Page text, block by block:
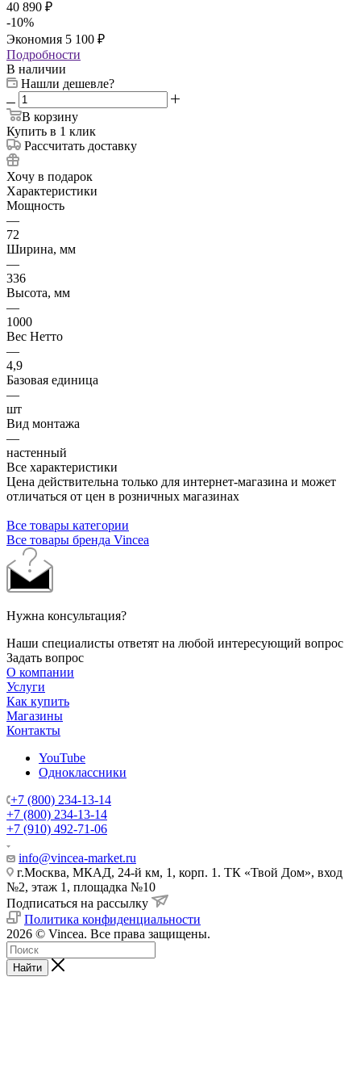
40 890 ₽
-10%
Экономия 5 100 ₽
Подробности
В наличии
Нашли дешевле?
В корзину
Купить в 1 клик
Рассчитать доставку
Хочу в подарок
Характеристики
Мощность
—
72
Ширина, мм
—
336
Высота, мм
—
1000
Вес Нетто
—
4,9
Базовая единица
—
шт
Вид монтажа
—
настенный
Все характеристики
Цена действительна только для интернет-магазина и может
отличаться от цен в розничных магазинах
Все товары категории
Все товары бренда Vincea
Нужна консультация?
Наши специалисты ответят на любой интересующий вопрос
Задать вопрос
О компании
Услуги
Как купить
Магазины
Контакты
YouTube
Одноклассники
+7 (800) 234-13-14
+7 (800) 234-13-14
+7 (910) 492-71-06
info@vincea-market.ru
г.Москва, МКАД, 24-й км, 1, корп. 1. ТК «Твой Дом», вход
№2, этаж 1, площадка №10
Подписаться на рассылку
Политика конфиденциальности
2026 © Vincea. Все права защищены.
Найти